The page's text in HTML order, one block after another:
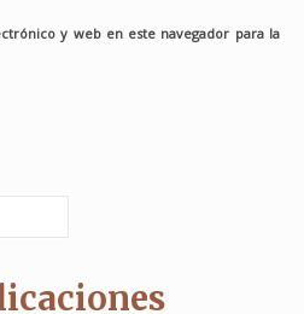
y web en este navegador para la